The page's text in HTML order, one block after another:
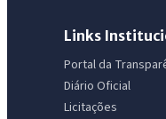
Links
Portal da
Diário Oficial
Licitações